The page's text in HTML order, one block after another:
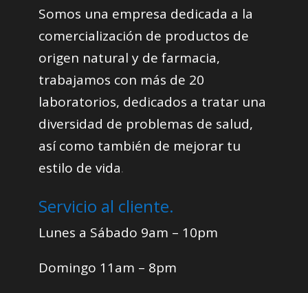
Somos una empresa dedicada a la
comercialización de productos de
origen natural y de farmacia,
trabajamos con más de 20
laboratorios, dedicados a tratar una
diversidad de problemas de salud,
así como también de mejorar tu
estilo de vida.
Servicio al cliente.
Lunes a Sábado 9am – 10pm
Domingo 11am – 8pm